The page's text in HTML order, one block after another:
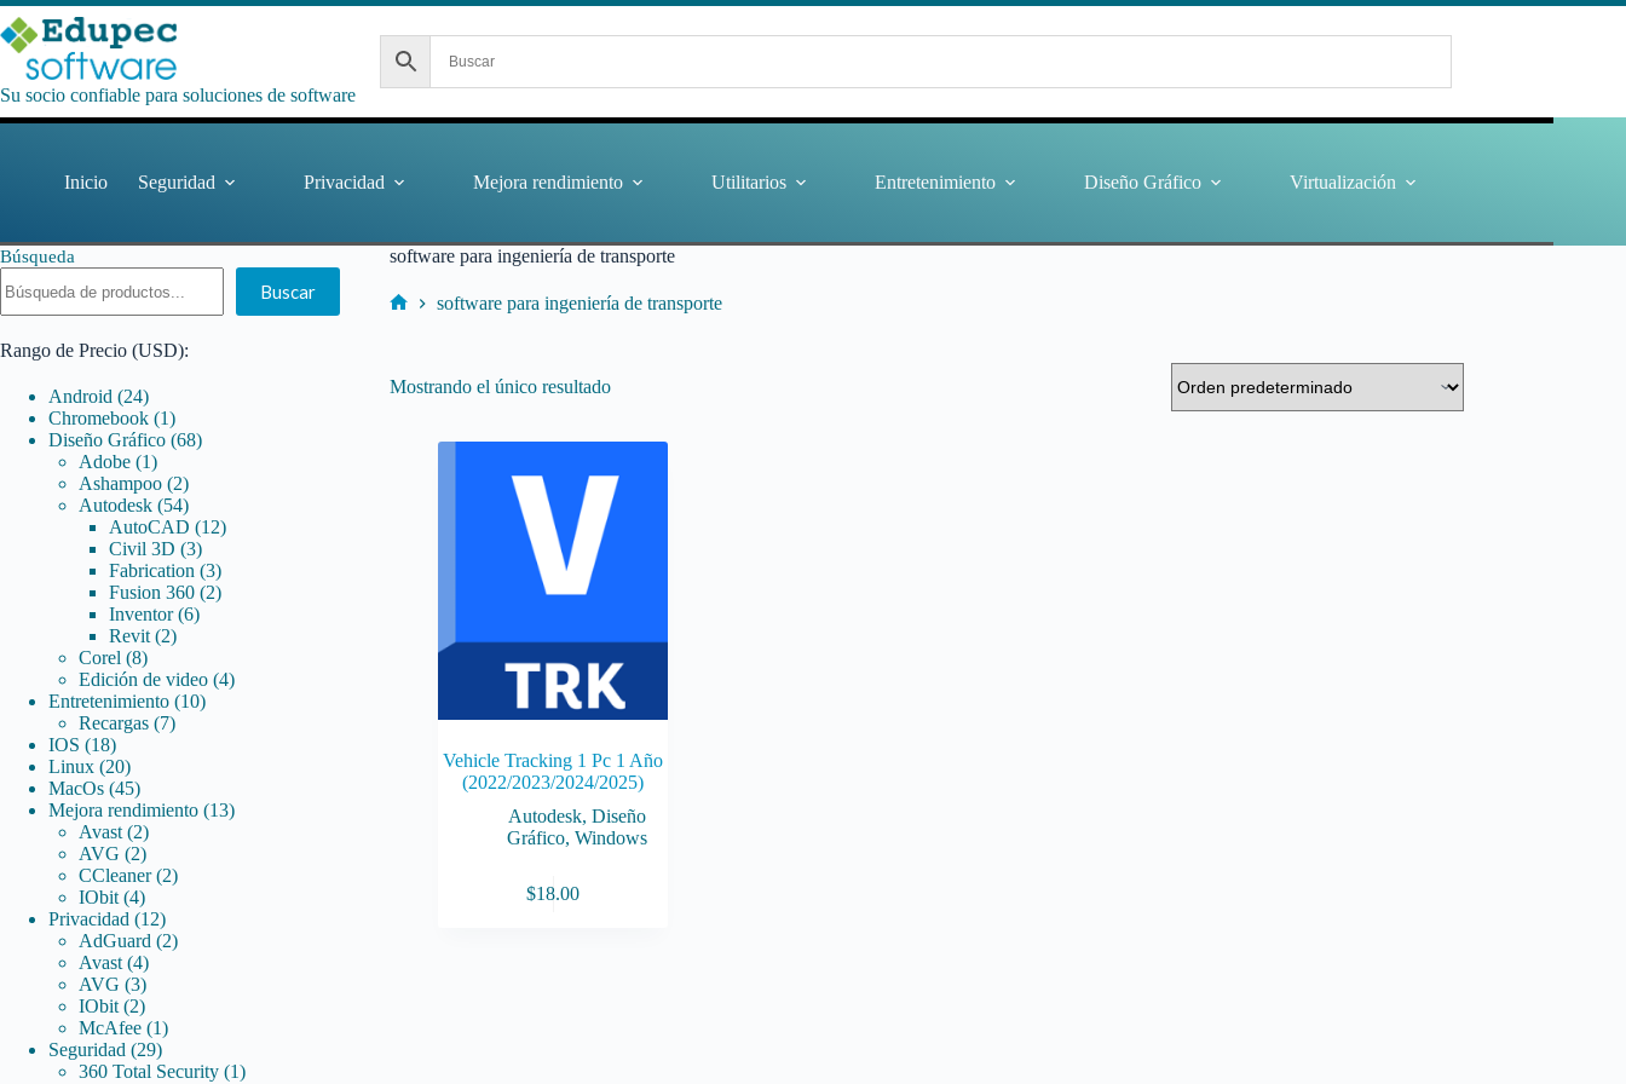
Saltar
al
contenido
Su socio confiable para soluciones de software
Inicio Seguridad Privacidad Mejora rendimiento Utilitarios Entretenimiento Diseño Gráfico Virtualización
software para ingeniería de transporte
software para ingeniería de transporte
Mostrando el único resultado
Vehicle Tracking 1 Pc 1 Año
(2022/2023/2024/2025)
Autodesk,Diseño
Gráfico,Windows
$18.00
Búsqueda
Buscar
Rango de Precio (USD):
Android 2424
productos
Chromebook 11
producto
Diseño Gráfico 6868
Adobe 11
producto
Ashampoo 22
productos
Autodesk 5454
productos
AutoCAD 1212
Civil 3D 33
productos
Fabrication 33
productos
Fusion 360 22
Inventor 66
Revit 22
Corel 88
productos
Edición de video 44
Entretenimiento 1010
Recargas 77
IOS 1818
productos
Linux 2020
productos
MacOs 4545
productos
Mejora rendimiento 1313
Avast 22
productos
AVG 22
productos
CCleaner 22
IObit 44
productos
Privacidad 1212
productos
AdGuard 22
Avast 44
productos
AVG 33
productos
IObit 22
productos
McAfee 11
producto
Seguridad 2929
productos
360 Total Security 11